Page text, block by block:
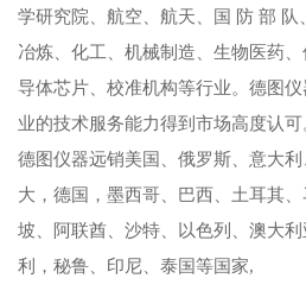
学研究院、航空、航天、国 防 部 队
冶炼、化工、机械制造、生物医药
导体芯片、校准机构等行业。德图
业的技术服务能力得到市场高度认
德图仪器远销美国、俄罗斯、意大
大，德国，墨西哥、巴西、土耳其
坡、阿联酋、沙特、以色列、澳大
利，秘鲁、印尼、泰国等国家,